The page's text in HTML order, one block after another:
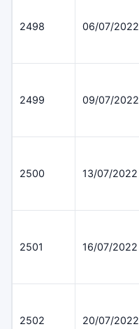
2498 06/07/2022
2499 09/07/2022
2500 13/07/2022
2501 16/07/2022
2502 20/07/2022